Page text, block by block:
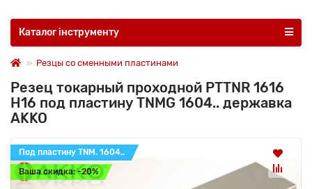
Каталог інструменту
Резцы со сменными пластинами
Резец токарный проходной PTTNR 1616
H16 под пластину TNMG 1604.. державка
AKKO
Под пластину TNM. 1604..
Ваша скидка: -20%